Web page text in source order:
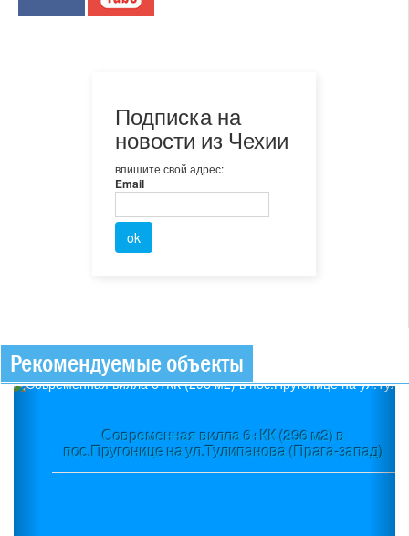
Подписка на
новости из Чехии
впишите свой адрес:
Email
Рекомендуемые объекты
Современная вилла 6+КК (296 м2) в
пос.Пругонице на ул.Тулипанова (Прага-запад)
Previous